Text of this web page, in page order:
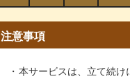
注意事項
本サービスは、立て続け